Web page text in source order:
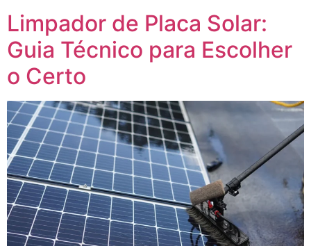
Limpador de Placa Solar:
Guia Técnico para Escolher
o Certo